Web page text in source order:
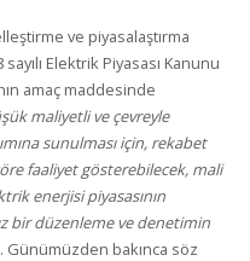
ve piyasalaştırma
Elektrik Piyasası Kanunu
amaç maddesinde
maliyetli ve çevreyle
sunulması için, rekabet
faaliyet gösterebilecek, mali
enerjisi piyasasının
bir düzenleme ve denetimin
Günümüzden bakınca söz